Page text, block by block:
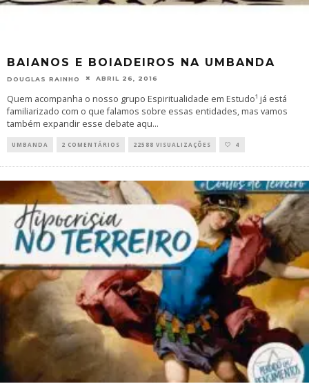
BAIANOS E BOIADEIROS NA UMBANDA
DOUGLAS RAINHO ABRIL 26, 2016
Quem acompanha o nosso grupo Espiritualidade em Estudo¹ já está
familiarizado com o que falamos sobre essas entidades, mas vamos
também expandir esse debate aqu...
UMBANDA 2 COMENTÁRIOS 22588 VISUALIZAÇÕES 4